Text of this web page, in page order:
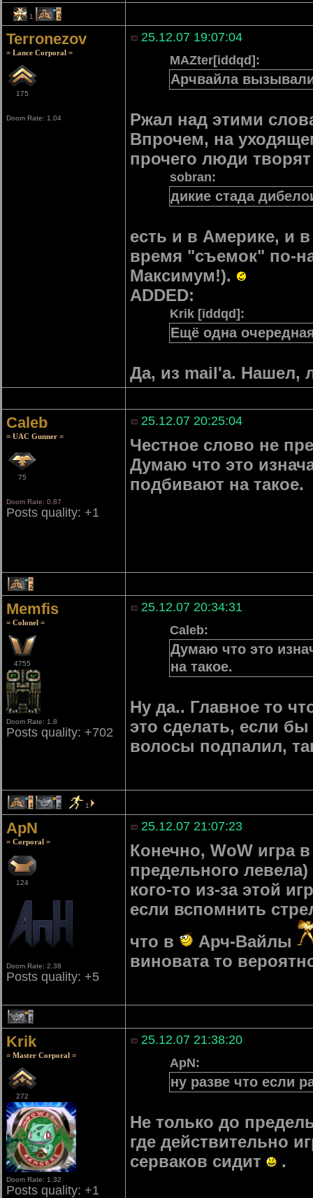
1 2
Terronezov
= Lance Corporal =
175
Doom Rate: 1.04
25.12.07 19:07:04
MAZter[iddqd]:
Арчвайла
Ржал над этими
Впрочем, на
прочего люди
sobran:
дикие стада
есть и в Америке, и
время "съемок" по-
Максимум!).
ADDED:
Krik [iddqd]:
Ещё одна
Да, из mail'а. Нашел,
Caleb
= UAC Gunner =
75
Doom Rate: 0.87
Posts quality: +1
25.12.07 20:25:04
Честное слово не
Думаю что это
подбивают на такое.
2
Memfis
= Colonel =
4755
Doom Rate: 1.8
Posts quality: +702
25.12.07 20:34:31
Caleb:
Думаю что это
на такое.
Ну да.. Главное то
это сделать, если
волосы подпалил,
1 2 1
ApN
= Corporal =
124
Doom Rate: 2.38
Posts quality: +5
25.12.07 21:07:23
Конечно, WoW игра
предельного
кого-то из-за этой
если вспомнить
что в
Арч-Вайлы
виновата то
1
Krik
= Master Corporal =
272
Doom Rate: 1.32
Posts quality: +1
25.12.07 21:38:20
ApN:
ну разве что если
Не только до
где действительно
серваков сидит
.